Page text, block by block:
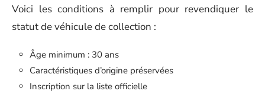
Voici les conditions à remplir pour revendiquer le
statut de véhicule de collection :
Âge minimum : 30 ans
Caractéristiques d’origine préservées
Inscription sur la liste officielle